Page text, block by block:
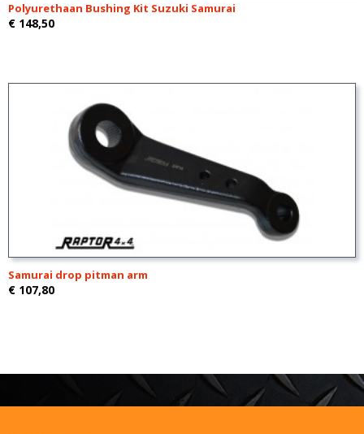
Polyurethaan Bushing Kit Suzuki Samurai
€ 148,50
Samurai drop pitman arm
€ 107,80